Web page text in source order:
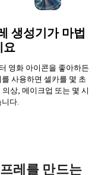
생성기가 마법
요
영화 아이콘을 좋아하든
사용하면 셀카를 몇 초
상, 메이크업 또는 몇 시
다.
레를 만드는